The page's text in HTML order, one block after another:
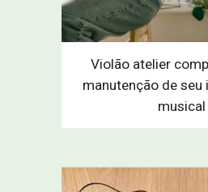
Violão atelier
manutenção de
musical